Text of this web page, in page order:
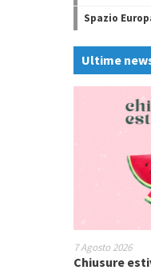
Spazio
Ultime
7 Agosto 2026
Chiusure